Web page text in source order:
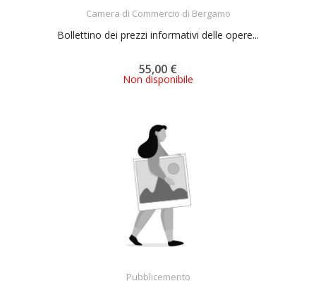
Camera di Commercio di Bergamo
Bollettino dei prezzi informativi delle opere...
55,00 €
Non disponibile
Pubblicemento